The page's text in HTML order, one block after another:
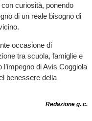
curiosità, ponendo
di un reale bisogno di
occasione di
tra scuola, famiglie e
di Avis Coggiola
benessere della
Redazione g. c.